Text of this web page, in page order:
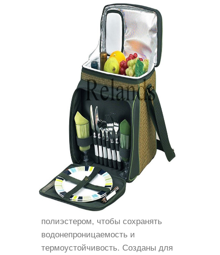
полиэстером, чтобы сохранять
водонепроницаемость и
термоустойчивость. Созданы для